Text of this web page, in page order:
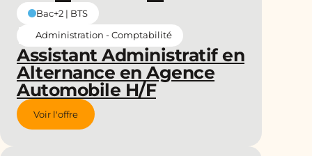
Assistant Administratif en
Alternance en Agence
Automobile H/F
Bac+2 | BTS
Administration - Comptabilité
Voir l'offre